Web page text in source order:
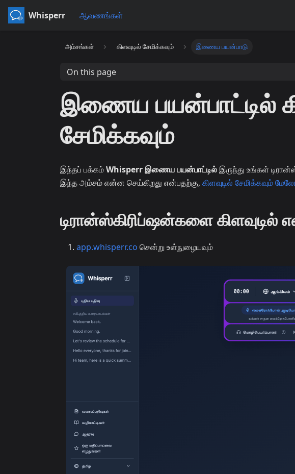
Whisperr ஆவணங்கள்
அம்சங்கள் கிளவுடில் சேமிக்கவும் இணைய பயன்பாடு
On this page
இணைய பயன்பாட்டில்
சேமிக்கவும்
இந்தப் பக்கம்Whisperr இணைய பயன்பாட்டில்இருந்து உங்கள்
இந்த அம்சம் என்ன செய்கிறது என்பதற்கு, கிளவுடில் சேமிக்கவும்
டிரான்ஸ்கிரிப்ஷன்களை கிளவுடில்
app.whisperr.co சென்று உள்நுழையவும்